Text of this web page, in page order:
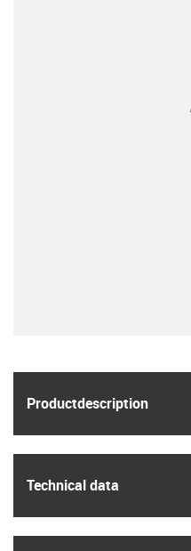
Product­description
Technical data